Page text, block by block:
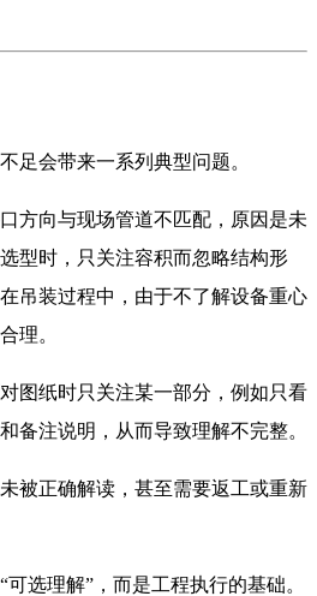
足会带来一系列典型问题。
方向与现场管道不匹配，原因是未
型时，只关注容积而忽略结构形
吊装过程中，由于不了解设备重心
理。
图纸时只关注某一部分，例如只看
备注说明，从而导致理解不完整。
被正确解读，甚至需要返工或重新
选理解”，而是工程执行的基础。